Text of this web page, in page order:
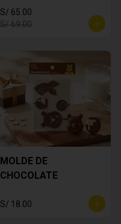
S/ 65.00
S/ 69.00
MOLDE DE
CHOCOLATE
S/ 18.00